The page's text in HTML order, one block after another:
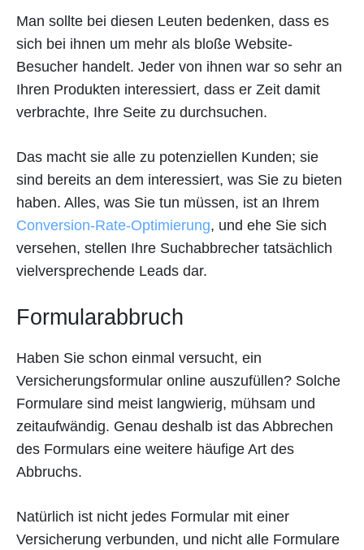
Man sollte bei diesen Leuten bedenken, dass es
sich bei ihnen um mehr als bloße Website-
Besucher handelt. Jeder von ihnen war so sehr an
Ihren Produkten interessiert, dass er Zeit damit
verbrachte, Ihre Seite zu durchsuchen.
Das macht sie alle zu potenziellen Kunden; sie
sind bereits an dem interessiert, was Sie zu bieten
haben. Alles, was Sie tun müssen, ist an Ihrem
Conversion-Rate-Optimierung, und ehe Sie sich
versehen, stellen Ihre Suchabbrecher tatsächlich
vielversprechende Leads dar.
Formularabbruch
Haben Sie schon einmal versucht, ein
Versicherungsformular online auszufüllen? Solche
Formulare sind meist langwierig, mühsam und
zeitaufwändig. Genau deshalb ist das Abbrechen
des Formulars eine weitere häufige Art des
Abbruchs.
Natürlich ist nicht jedes Formular mit einer
Versicherung verbunden, und nicht alle Formulare